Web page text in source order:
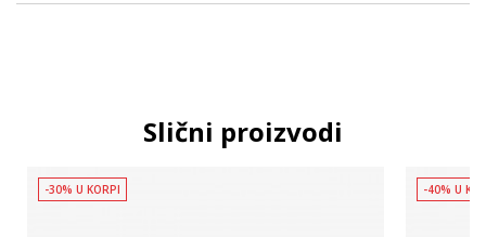
Slični proizvodi
-30% U KORPI -40% U